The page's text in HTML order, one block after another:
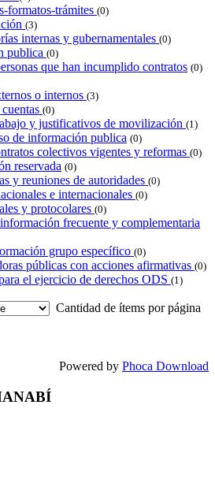
formatos-trámites (0)
(3)
internas y gubernamentales (0)
publica (0)
que han incumplido contratos (0)
o internos (3)
(0)
y justificativos de movilización (1)
de información publica (0)
colectivos vigentes y reformas (0)
reservada (0)
y reuniones de autoridades (0)
e internacionales (0)
y protocolares (0)
frecuente y complementaria
grupo específico (0)
públicas con acciones afirmativas (0)
el ejercicio de derechos ODS (1)
Cantidad de ítems por página
Powered by Phoca Download